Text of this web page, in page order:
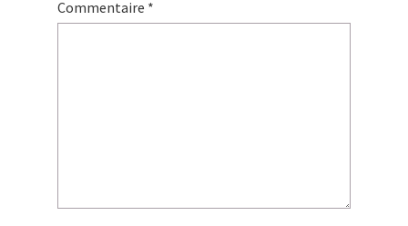
Commentaire *